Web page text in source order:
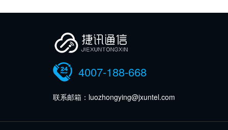
4007-188-668
联系邮箱：luozhongying@jxuntel.com